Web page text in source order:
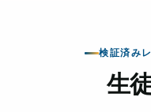
検証済み
生